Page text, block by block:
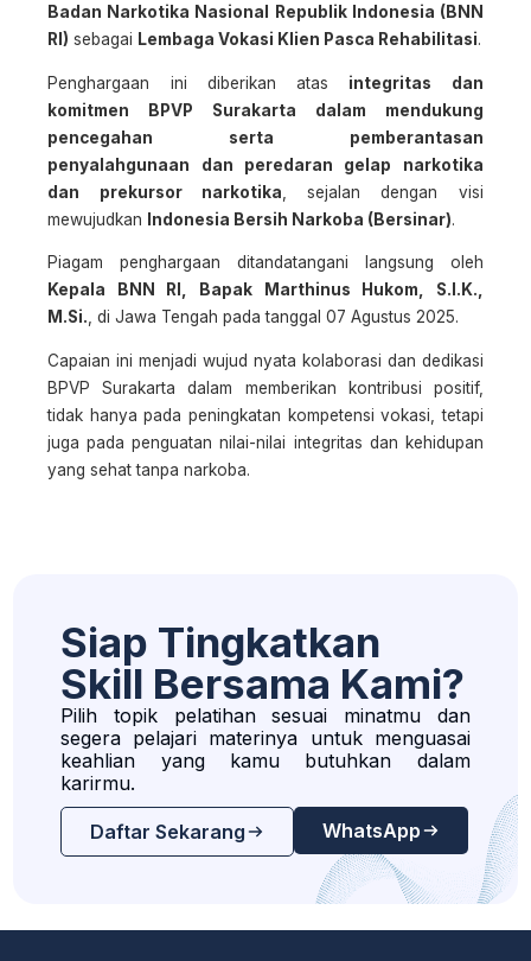
Badan Narkotika Nasional Republik Indonesia (BNN
RI) sebagai Lembaga Vokasi Klien Pasca Rehabilitasi.
Penghargaan ini diberikan atas integritas dan
komitmen BPVP Surakarta dalam mendukung
pencegahan serta pemberantasan
penyalahgunaan dan peredaran gelap narkotika
dan prekursor narkotika , sejalan dengan visi
mewujudkan Indonesia Bersih Narkoba (Bersinar).
Piagam penghargaan ditandatangani langsung oleh
Kepala BNN RI, Bapak Marthinus Hukom, S.I.K.,
M.Si. , di Jawa Tengah pada tanggal 07 Agustus 2025.
Capaian ini menjadi wujud nyata kolaborasi dan dedikasi
BPVP Surakarta dalam memberikan kontribusi positif,
tidak hanya pada peningkatan kompetensi vokasi, tetapi
juga pada penguatan nilai-nilai integritas dan kehidupan
yang sehat tanpa narkoba.
Siap Tingkatkan
Skill Bersama Kami?
Pilih topik pelatihan sesuai minatmu dan
segera pelajari materinya untuk menguasai
keahlian yang kamu butuhkan dalam
karirmu.
Daftar Sekarang WhatsApp